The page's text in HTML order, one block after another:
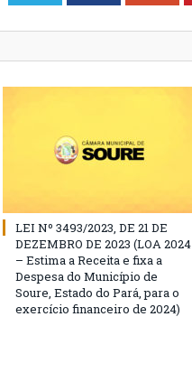
LEI Nº 3493/2023, DE 21 DE
DEZEMBRO DE 2023 (LOA 2024
– Estima a Receita e fixa a
Despesa do Município de
Soure, Estado do Pará, para o
exercício financeiro de 2024)